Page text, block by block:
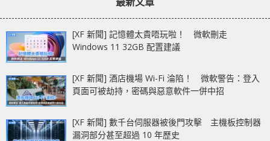
[XF 新聞] 記憶體太貴唔玩啦！ 微軟刪走
Windows 11 32GB 配置建議
[XF 新聞] 酒店機場 Wi-Fi 淪陷！ 微軟警告：登入
頁面可被劫持，密碼與惡意軟件一併中招
[XF 新聞] 數千台伺服器被後門攻擊 主機板控制器
漏洞部分甚至超過 10 年歷史